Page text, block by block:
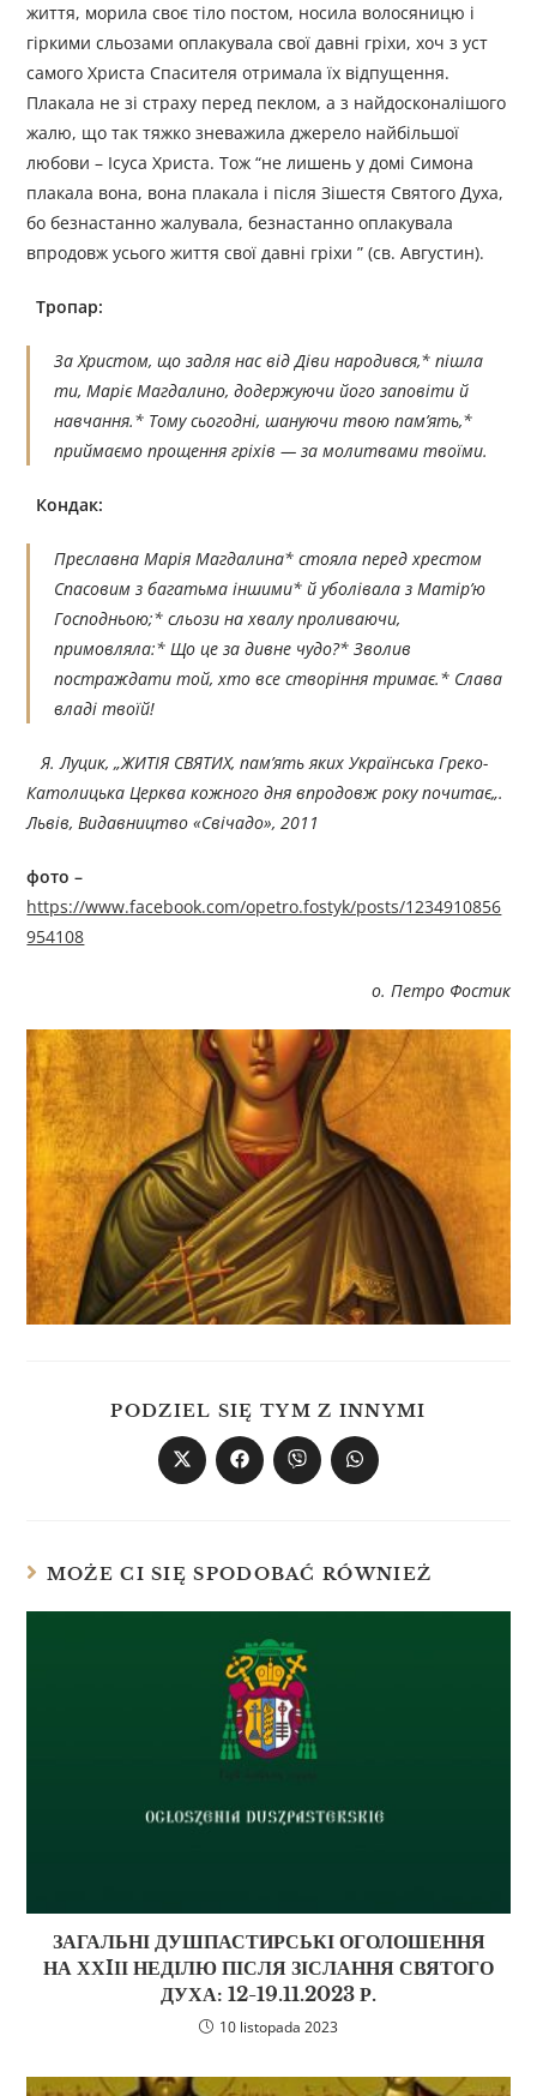
життя, морила своє тіло постом, носила волосяницю і
гіркими сльозами оплакувала свої давні гріхи, хоч з уст
самого Христа Спасителя отримала їх відпущення.
Плакала не зі страху перед пеклом, а з найдосконалішого
жалю, що так тяжко зневажила джерело найбільшої
любови – Ісуса Христа. Тож “не лишень у домі Симона
плакала вона, вона плакала і після Зішестя Святого Духа,
бо безнастанно жалувала, безнастанно оплакувала
впродовж усього життя свої давні гріхи ” (св. Августин).
Тропар:
За Христом, що задля нас від Діви народився,* пішла
ти, Маріє Магдалино, додержуючи його заповіти й
навчання.* Тому сьогодні, шануючи твою пам’ять,*
приймаємо прощення гріхів — за молитвами твоїми.
Кондак:
Преславна Марія Магдалина* стояла перед хрестом
Спасовим з багатьма іншими* й уболівала з Матір’ю
Господньою;* сльози на хвалу проливаючи,
примовляла:* Що це за дивне чудо?* Зволив
постраждати той, хто все створіння тримає.* Слава
владі твоїй!
Я. Луцик, „ЖИТІЯ СВЯТИХ, пам’ять яких Українська Греко-
Католицька Церква кожного дня впродовж року почитає„.
Львів, Видавництво «Свічадо», 201 1
фото –
https://www.facebook.com/opetro.fostyk/posts/1234910856
954108
о. Петро Фостик
PODZIEL SIĘ TYM Z INNYMI
MOŻE CI SIĘ SPODOBAĆ RÓWNIEŻ
ЗАГАЛЬНІ ДУШПАСТИРСЬКІ ОГОЛОШЕННЯ
НА ХХIІІ НЕДІЛЮ ПІСЛЯ ЗІСЛАННЯ СВЯТОГО
ДУХА: 12-19.11.2023 Р.
10 listopada 2023